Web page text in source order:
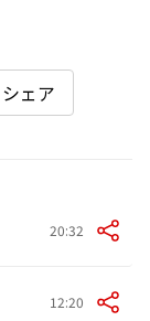
シェア
20:32
12:20